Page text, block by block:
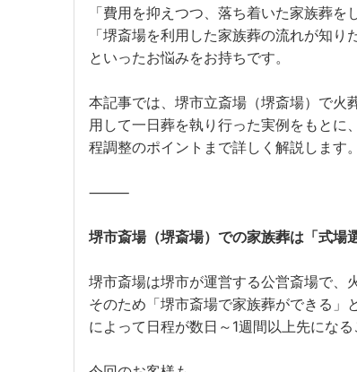
「費用を抑えつつ、落ち着いた家族葬を
「堺斎場を利用した家族葬の流れが知り
といったお悩みをお持ちです。
本記事では、堺市立斎場（堺斎場）で火
用して一日葬を執り行った実例をもとに
程調整のポイントまで詳しく解説します。
⸻
堺市斎場（堺斎場）での家族葬は「式場
堺市斎場は堺市が運営する公営斎場で、
そのため「堺市斎場で家族葬ができる」
によって日程が数日～1週間以上先になる